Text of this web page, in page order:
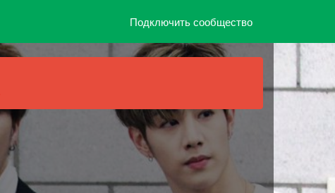
Подключить сообщество